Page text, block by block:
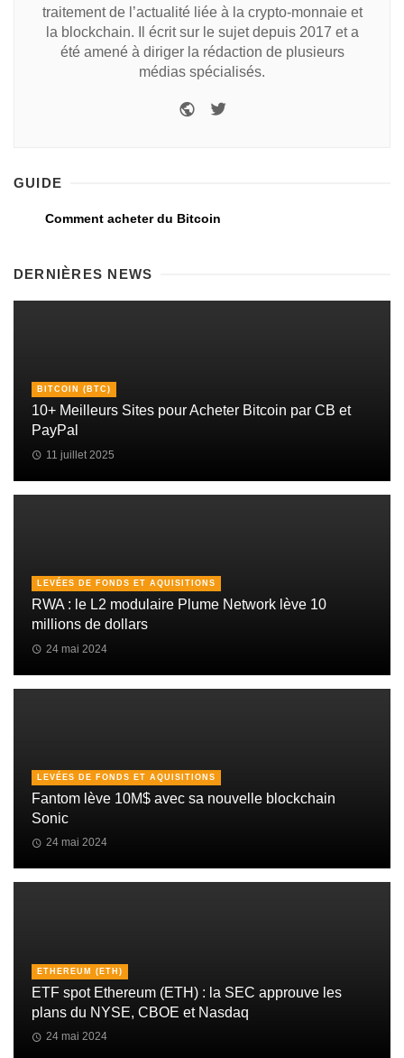
traitement de l’actualité liée à la crypto-monnaie et
la blockchain. Il écrit sur le sujet depuis 2017 et a
été amené à diriger la rédaction de plusieurs
médias spécialisés.
GUIDE
Comment acheter du Bitcoin
DERNIÈRES NEWS
BITCOIN (BTC)
10+ Meilleurs Sites pour Acheter Bitcoin par CB et
PayPal
11 juillet 2025
LEVÉES DE FONDS ET AQUISITIONS
RWA : le L2 modulaire Plume Network lève 10
millions de dollars
24 mai 2024
LEVÉES DE FONDS ET AQUISITIONS
Fantom lève 10M$ avec sa nouvelle blockchain
Sonic
24 mai 2024
ETHEREUM (ETH)
ETF spot Ethereum (ETH) : la SEC approuve les
plans du NYSE, CBOE et Nasdaq
24 mai 2024